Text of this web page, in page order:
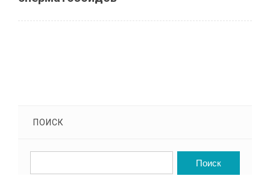
ПОИСК